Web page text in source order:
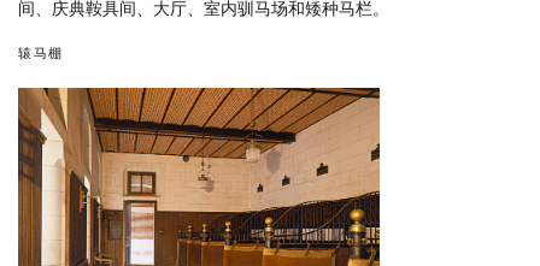
间、庆典鞍具间、大厅、室内驯马场和矮种马栏。
辕马棚